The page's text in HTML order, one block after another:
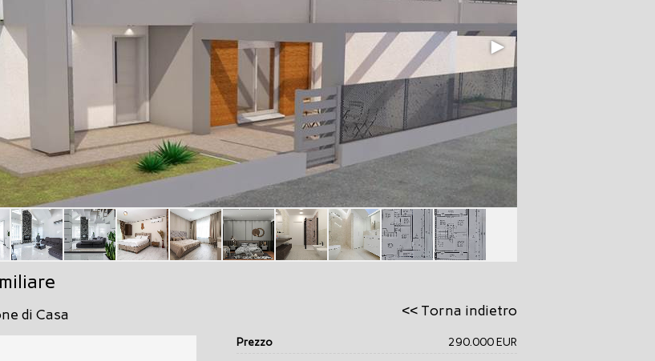
di Casa << Torna indietro
Prezzo
290.000 EUR